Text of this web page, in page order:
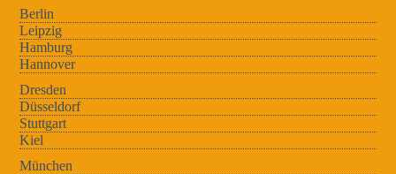
Berlin
Leipzig
Hamburg
Hannover
Dresden
Düsseldorf
Stuttgart
Kiel
München